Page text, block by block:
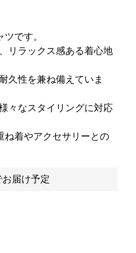
です。
リラックス感ある着心地
久性を兼ね備えていま
々なスタイリングに対応
ね着やアクセサリーとの
届け予定